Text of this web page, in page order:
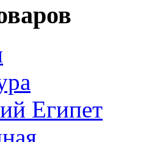
Египет